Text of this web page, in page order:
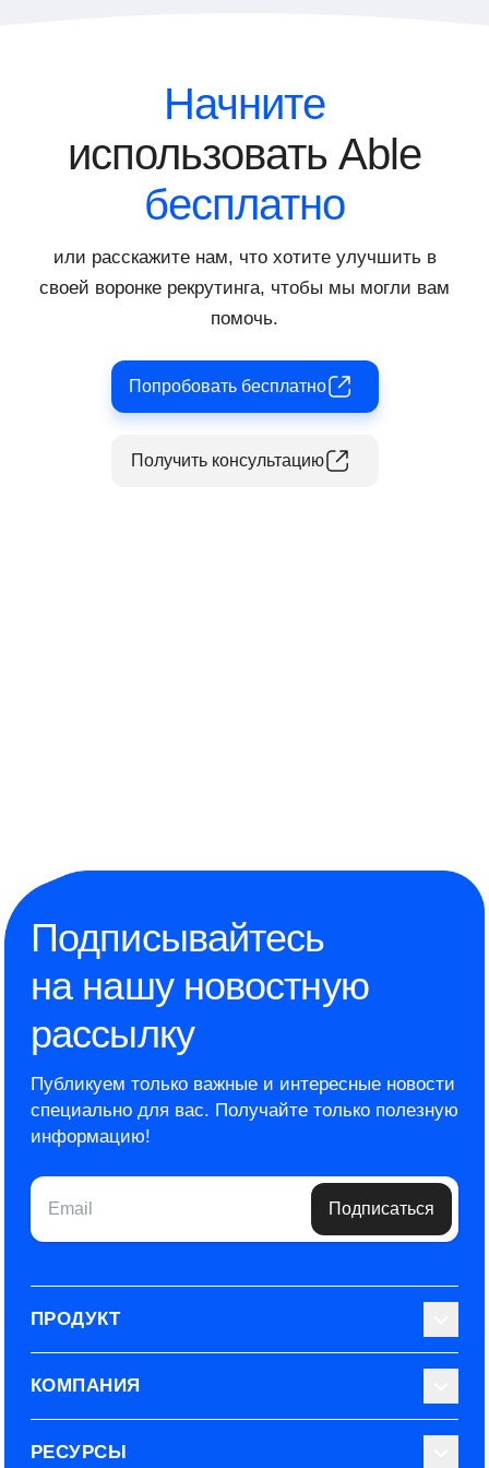
всестороннее представление о
потенциале кандидата, экономя при этом
Начните
использовать Able
бесплатно
или расскажите нам, что хотите улучшить в
своей воронке рекрутинга, чтобы мы могли вам
помочь.
Попробовать бесплатно
Получить консультацию
Подписывайтесь
на нашу новостную
рассылку
Публикуем только важные и интересные новости
специально для вас. Получайте только полезную
информацию!
Email Подписаться
ПРОДУКТ
Библиотека тестов
Используйте Able
Эксперты
КОМПАНИЯ
О нас
РЕСУРСЫ